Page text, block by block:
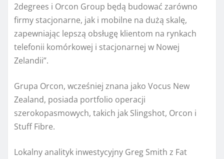
2degrees i Orcon Group będą budować zarówno
firmy stacjonarne, jak i mobilne na dużą skalę,
zapewniając lepszą obsługę klientom na rynkach
telefonii komórkowej i stacjonarnej w Nowej
Zelandii”.
Grupa Orcon, wcześniej znana jako Vocus New
Zealand, posiada portfolio operacji
szerokopasmowych, takich jak Slingshot, Orcon i
Stuff Fibre.
Lokalny analityk inwestycyjny Greg Smith z Fat